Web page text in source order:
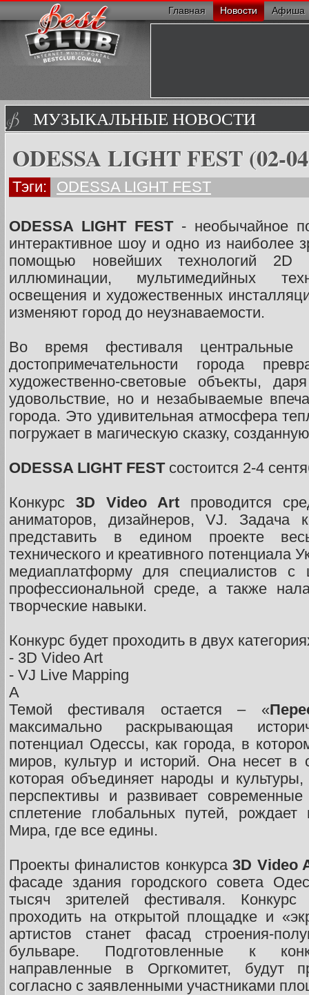
Главная Новости Афиша
МУЗЫКАЛЬНЫЕ НОВОСТИ
ODESSA LIGHT FEST (02-
Тэги: ODESSA LIGHT FEST
ODESSA LIGHT FEST- необычайное
интерактивное шоу и одно из наиболее
помощью новейших технологий
иллюминации, мультимедийных
освещения и художественных
изменяют город до неузнаваемости.
Во время фестиваля центральные
достопримечательности города
художественно-световые объекты,
удовольствие, но и незабываемые
города. Это удивительная атмосфера
погружает в магическую сказку,
ODESSA LIGHT FESTсостоится 2-4
Конкурс 3D Video Art проводится
аниматоров, дизайнеров, VJ. Задача
представить в едином проекте
технического и креативного потенциала
медиаплатформу для специалистов
профессиональной среде, а также
творческие навыки.
Конкурс будет проходить в двух
- 3D Video Art
- VJ Live Mapping
A
Темой фестиваля остается – «
максимально раскрывающая
потенциал Одессы, как города, в
миров, культур и историй. Она несет в
которая объединяет народы и
перспективы и развивает
сплетение глобальных путей,
Мира, где все едины.
Проекты финалистов конкурса3D Video
фасаде здания городского совета
тысяч зрителей фестиваля.
проходить на открытой площадке и
артистов станет фасад строения-
бульваре. Подготовленные к
направленные в Оргкомитет, будут
согласно с заявленными участниками